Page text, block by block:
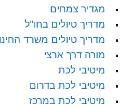
מגדיר צמחים
מדריך טיולים בחו"ל
מדריך טיולים משרד
מורה דרך ארצי
מיטיבי לכת
מיטיבי לכת בדרום
מיטיבי לכת במרכז